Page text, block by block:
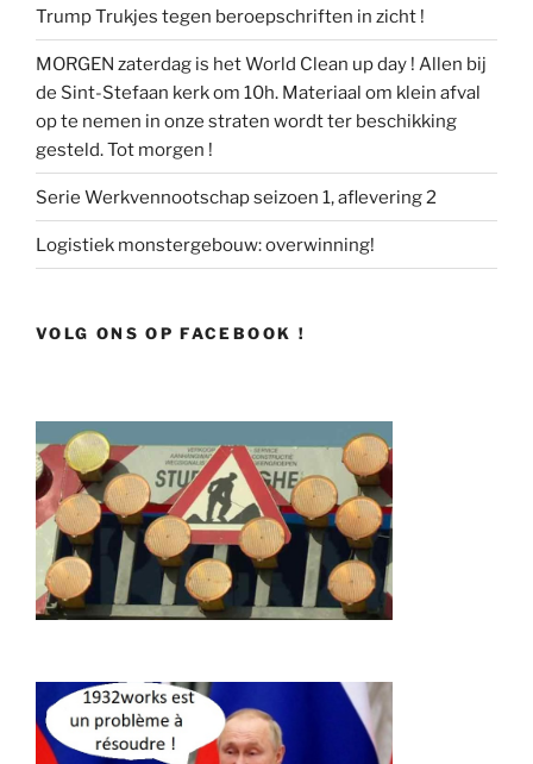
Trump Trukjes tegen beroepschriften in zicht !
MORGEN zaterdag is het World Clean up day ! Allen bij
de Sint-Stefaan kerk om 10h. Materiaal om klein afval
op te nemen in onze straten wordt ter beschikking
gesteld. Tot morgen !
Serie Werkvennootschap seizoen 1, aflevering 2
Logistiek monstergebouw: overwinning!
VOLG ONS OP FACEBOOK !